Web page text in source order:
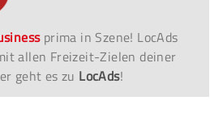
prima in Szene! LocAds
allen Freizeit-Zielen deiner
geht es zu LocAds!